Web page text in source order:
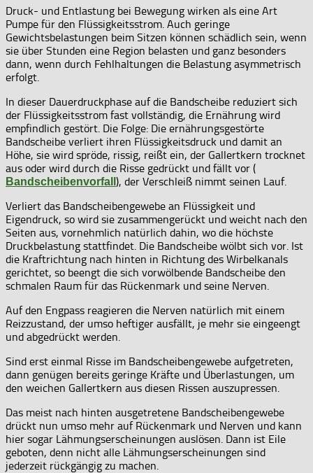
Druck- und Entlastung bei Bewegung wirken als eine Art
Pumpe für den Flüssigkeitsstrom. Auch geringe
Gewichtsbelastungen beim Sitzen können schädlich sein, wenn
sie über Stunden eine Region belasten und ganz besonders
dann, wenn durch Fehlhaltungen die Belastung asymmetrisch
erfolgt.
In dieser Dauerdruckphase auf die Bandscheibe reduziert sich
der Flüssigkeitsstrom fast vollständig, die Ernährung wird
empfindlich gestört. Die Folge: Die ernährungsgestörte
Bandscheibe verliert ihren Flüssigkeitsdruck und damit an
Höhe, sie wird spröde, rissig, reißt ein, der Gallertkern trocknet
aus oder wird durch die Risse gedrückt und fällt vor (
Bandscheibenvorfall ), der Verschleiß nimmt seinen Lauf.
Verliert das Bandscheibengewebe an Flüssigkeit und
Eigendruck, so wird sie zusammengerückt und weicht nach den
Seiten aus, vornehmlich natürlich dahin, wo die höchste
Druckbelastung stattfindet. Die Bandscheibe wölbt sich vor. Ist
die Kraftrichtung nach hinten in Richtung des Wirbelkanals
gerichtet, so beengt die sich vorwölbende Bandscheibe den
schmalen Raum für das Rückenmark und seine Nerven.
Auf den Engpass reagieren die Nerven natürlich mit einem
Reizzustand, der umso heftiger ausfällt, je mehr sie eingeengt
und abgedrückt werden.
Sind erst einmal Risse im Bandscheibengewebe aufgetreten,
dann genügen bereits geringe Kräfte und Überlastungen, um
den weichen Gallertkern aus diesen Rissen auszupressen.
Das meist nach hinten ausgetretene Bandscheibengewebe
drückt nun umso mehr auf Rückenmark und Nerven und kann
hier sogar Lähmungserscheinungen auslösen. Dann ist Eile
geboten, denn nicht alle Lähmungserscheinungen sind
jederzeit rückgängig zu machen.